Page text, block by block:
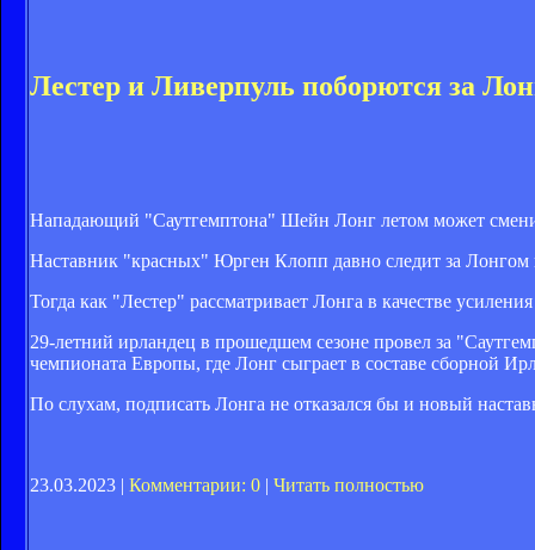
Лестер и Ливерпуль поборются за
Нападающий "Саутгемптона" Шейн Лонг летом может
Наставник "красных" Юрген Клопп давно следит за
Тогда как "Лестер" рассматривает Лонга в качестве
29-летний ирландец в прошедшем сезоне провел за
чемпионата Европы, где Лонг сыграет в составе сборной
По слухам, подписать Лонга не отказался бы и новый
23.03.2023 | Комментарии: 0 | Читать полностью